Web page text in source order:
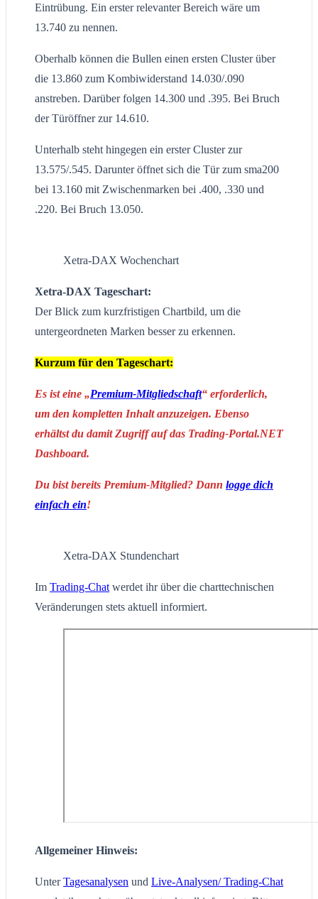
Eintrübung. Ein erster relevanter Bereich wäre um
13.740 zu nennen.
Oberhalb können die Bullen einen ersten Cluster über
die 13.860 zum Kombiwiderstand 14.030/.090
anstreben. Darüber folgen 14.300 und .395. Bei Bruch
der Türöffner zur 14.610.
Unterhalb steht hingegen ein erster Cluster zur
13.575/.545. Darunter öffnet sich die Tür zum sma200
bei 13.160 mit Zwischenmarken bei .400, .330 und
.220. Bei Bruch 13.050.
Xetra-DAX Wochenchart
Xetra-DAX Tageschart:
Der Blick zum kurzfristigen Chartbild, um die
untergeordneten Marken besser zu erkennen.
Kurzum für den Tageschart:
Es ist eine „Premium-Mitgliedschaft“ erforderlich,
um den kompletten Inhalt anzuzeigen. Ebenso
erhältst du damit Zugriff auf das Trading-Portal.NET
Dashboard.
Du bist bereits Premium-Mitglied? Dann logge dich
einfach ein!
Xetra-DAX Stundenchart
Im Trading-Chat werdet ihr über die charttechnischen
Veränderungen stets aktuell informiert.
Allgemeiner Hinweis:
UnterTagesanalysen und Live-Analysen/ Trading-Chat